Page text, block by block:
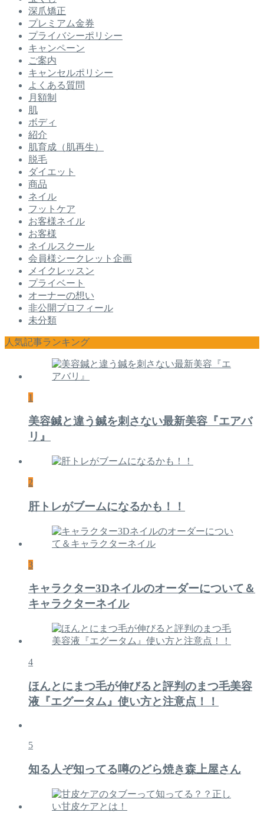
深爪矯正
プレミアム金券
プライバシーポリシー
キャンペーン
ご案内
キャンセルポリシー
よくある質問
月額制
肌
ボディ
紹介
肌育成（肌再生）
脱毛
ダイエット
商品
ネイル
フットケア
お客様ネイル
お客様
ネイルスクール
会員様シークレット企画
メイクレッスン
プライベート
オーナーの想い
非公開プロフィール
未分類
人気記事ランキング
1
美容鍼と違う鍼を刺さない最新美容『エアバ
リ』
2
肝トレがブームになるかも！！
3
キャラクター3Dネイルのオーダーについて＆
キャラクターネイル
4
ほんとにまつ毛が伸びると評判のまつ毛美容
液『エグータム』使い方と注意点！！
5
知る人ぞ知ってる噂のどら焼き森上屋さん